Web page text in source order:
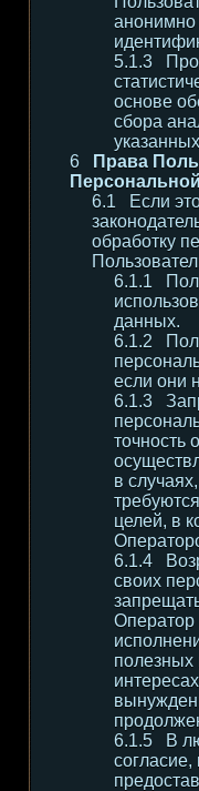
анонимно
основе
сбора
Права
Если
обработку
данных.
если они
точность
в
целей, в
своих
Оператор
полезных
В
согласие,